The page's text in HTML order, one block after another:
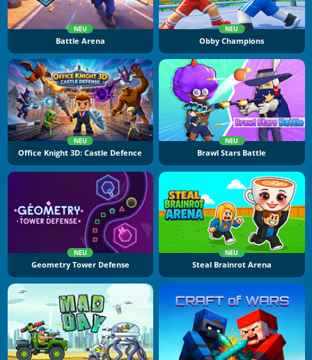
NEU
Battle Arena
NEU
Obby Champions
NEU
Office Knight 3D: Castle Defence
NEU
Brawl Stars Battle
NEU
Geometry Tower Defense
NEU
Steal Brainrot Arena